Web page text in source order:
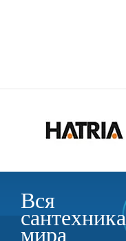
Вся
сантехника
мира